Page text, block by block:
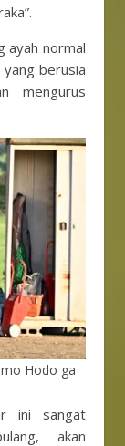
ayah normal
berusia
mengurus
Hodo ga
ini sangat
akan